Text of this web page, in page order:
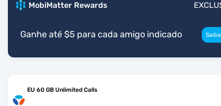
MobiMatter Rewards
Ganhe até $5 para cada amigo indicado
EU 60 GB Unlimited Calls